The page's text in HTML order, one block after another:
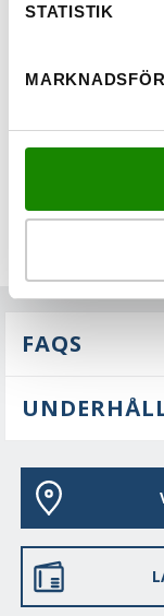
STATISTIK
FAQS